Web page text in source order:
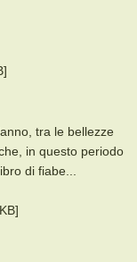
tra le bellezze
in questo periodo
di fiabe...